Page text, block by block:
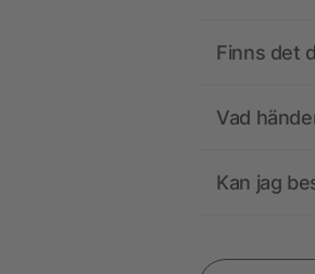
Finns det
Vad
Kan jag